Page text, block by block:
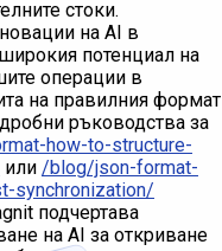
стоки.
на AI в
потенциал на
операции в
на правилния формат
ръководства за
how-to-structure-
или /blog/json-format-
synchronization/
подчертава
на AI за откриване